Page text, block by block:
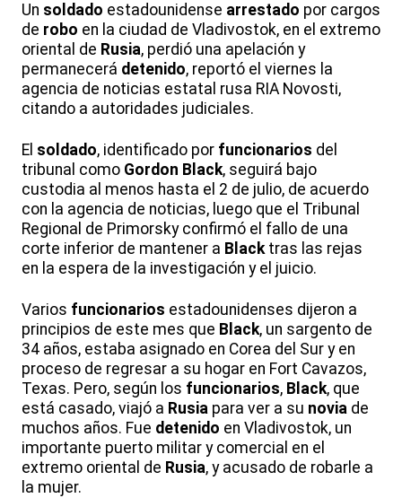
Un soldado estadounidense arrestado por cargos
de robo en la ciudad de Vladivostok, en el extremo
oriental de Rusia, perdió una apelación y
permanecerá detenido, reportó el viernes la
agencia de noticias estatal rusa RIA Novosti,
citando a autoridades judiciales.
El soldado, identificado por funcionarios del
tribunal como Gordon Black, seguirá bajo
custodia al menos hasta el 2 de julio, de acuerdo
con la agencia de noticias, luego que el Tribunal
Regional de Primorsky confirmó el fallo de una
corte inferior de mantener a Blacktras las rejas
en la espera de la investigación y el juicio.
Varios funcionarios estadounidenses dijeron a
principios de este mes que Black, un sargento de
34 años, estaba asignado en Corea del Sur y en
proceso de regresar a su hogar en Fort Cavazos,
Texas. Pero, según los funcionarios, Black, que
está casado, viajó a Rusia para ver a su novia de
muchos años. Fue detenido en Vladivostok, un
importante puerto militar y comercial en el
extremo oriental de Rusia, y acusado de robarle a
la mujer.